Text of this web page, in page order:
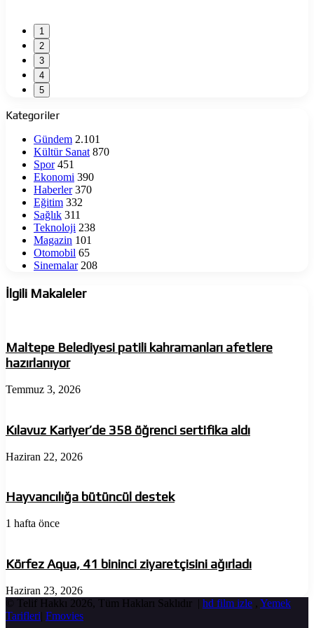
1
2
3
4
5
Kategoriler
Gündem 2.101
Kültür Sanat 870
Spor 451
Ekonomi 390
Haberler 370
Eğitim 332
Sağlık 311
Teknoloji 238
Magazin 101
Otomobil 65
Sinemalar 208
İlgili Makaleler
Maltepe Belediyesi patili kahramanları afetlere
hazırlanıyor
Temmuz 3, 2026
Kılavuz Kariyer’de 358 öğrenci sertifika aldı
Haziran 22, 2026
Hayvancılığa bütüncül destek
1 hafta önce
Körfez Aqua, 41 bininci ziyaretçisini ağırladı
Haziran 23, 2026
© Telif Hakkı 2026, Tüm Hakları Saklıdır | hd film izle , Yemek
Tarifleri| Fmovies